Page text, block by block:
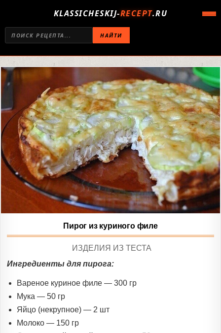
KLASSICHESKIJ-RECEPT.RU
НАЙТИ
Пирог из куриного филе
POSTED
ИЗДЕЛИЯ ИЗ ТЕСТА
Ингредиенты для пирога:
Вареное куриное филе — 300 гр
Мука — 50 гр
Яйцо (некрупное) — 2 шт
Молоко — 150 гр